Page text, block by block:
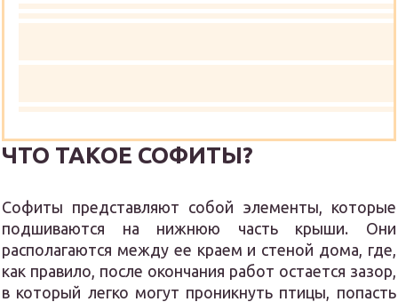
ЧТО ТАКОЕ СОФИТЫ?
Софиты представляют собой элементы, которые
подшиваются на нижнюю часть крыши. Они
располагаются между ее краем и стеной дома, где,
как правило, после окончания работ остается зазор,
в который легко могут проникнуть птицы, попасть